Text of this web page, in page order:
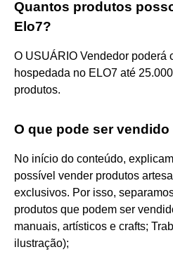
Quantos produtos
Elo7?
O USUÁRIO Vendedor poderá
hospedada no ELO7 até
produtos.
O que pode ser vendido
No início do conteúdo,
possível vender produtos
exclusivos. Por isso,
produtos que podem ser
manuais, artísticos e crafts;
ilustração);